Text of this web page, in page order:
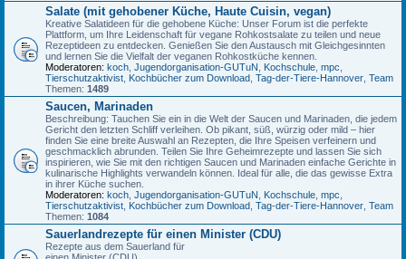
Salate (mit gehobener Küche, Haute Cuisin, vegan)
Kreative Salatideen für die gehobene Küche: Unser Forum ist die perfekte
Plattform, um Ihre Leidenschaft für vegane Rohkostsalate zu teilen und neue
Rezeptideen zu entdecken. Genießen Sie den Austausch mit Gleichgesinnten
und lernen Sie die Vielfalt der veganen Rohkostküche kennen.
Moderatoren: koch Jugendorganisation-GUTuN Kochschule mpc
Tierschutzaktivist Kochbücher zum Download Tag-der-Tiere-Hannover Team
Themen: 1489
Saucen, Marinaden
Beschreibung: Tauchen Sie ein in die Welt der Saucen und Marinaden, die jedem
Gericht den letzten Schliff verleihen. Ob pikant, süß, würzig oder mild – hier
finden Sie eine breite Auswahl an Rezepten, die Ihre Speisen verfeinern und
geschmacklich abrunden. Teilen Sie Ihre Geheimrezepte und lassen Sie sich
inspirieren, wie Sie mit den richtigen Saucen und Marinaden einfache Gerichte in
kulinarische Highlights verwandeln können. Ideal für alle, die das gewisse Extra
in ihrer Küche suchen.
Moderatoren: koch Jugendorganisation-GUTuN Kochschule mpc
Tierschutzaktivist Kochbücher zum Download Tag-der-Tiere-Hannover Team
Themen: 1084
Sauerlandrezepte für einen Minister (CDU)
Rezepte aus dem Sauerland für